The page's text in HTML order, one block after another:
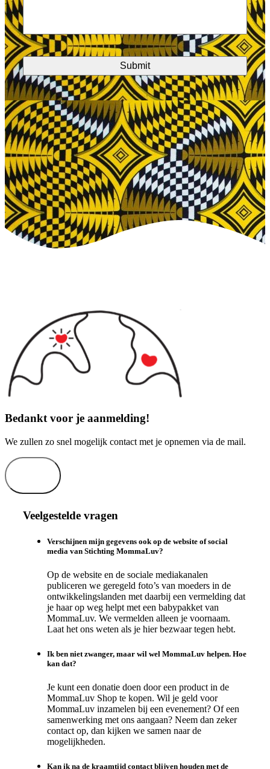
Bedankt voor je aanmelding!
We zullen zo snel mogelijk contact met je opnemen via de mail.
Veelgestelde vragen
Verschijnen mijn gegevens ook op de website of social
media van Stichting MommaLuv?
Op de website en de sociale mediakanalen
publiceren we geregeld foto’s van moeders in de
ontwikkelingslanden met daarbij een vermelding dat
je haar op weg helpt met een babypakket van
MommaLuv. We vermelden alleen je voornaam.
Laat het ons weten als je hier bezwaar tegen hebt.
Ik ben niet zwanger, maar wil wel MommaLuv helpen. Hoe
kan dat?
Je kunt een donatie doen door een product in de
MommaLuv Shop te kopen. Wil je geld voor
MommaLuv inzamelen bij een evenement? Of een
samenwerking met ons aangaan? Neem dan zeker
contact op, dan kijken we samen naar de
mogelijkheden.
Kan ik na de kraamtijd contact blijven houden met de